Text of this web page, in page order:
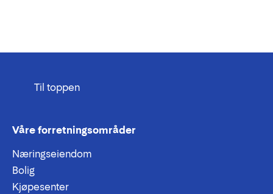
Til toppen
Våre forretningsområder
Næringseiendom
Bolig
Kjøpesenter